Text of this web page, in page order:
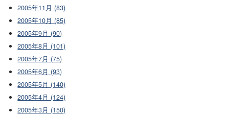
2005年11月 (83)
2005年10月 (85)
2005年9月 (90)
2005年8月 (101)
2005年7月 (75)
2005年6月 (93)
2005年5月 (140)
2005年4月 (124)
2005年3月 (150)